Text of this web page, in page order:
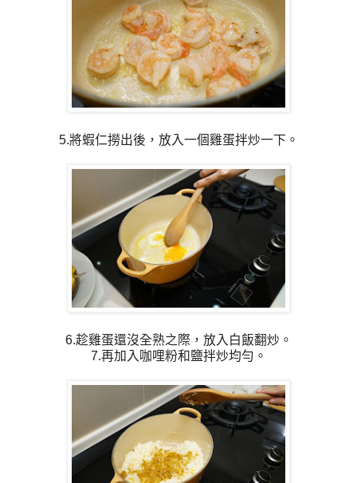
5.將蝦仁撈出後，放入一個雞蛋拌炒一下。
6.趁雞蛋還沒全熟之際，放入白飯翻炒。
7.再加入咖哩粉和鹽拌炒均勻。